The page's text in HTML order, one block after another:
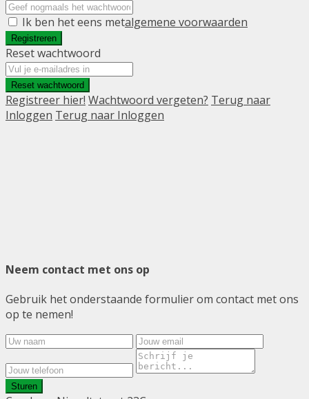
Ik ben het eens metalgemene voorwaarden
Registreren
Reset wachtwoord
Reset wachtwoord
Registreer hier! Wachtwoord vergeten? Terug naar
Inloggen Terug naar Inloggen
Neem contact met ons op
Gebruik het onderstaande formulier om contact met ons
op te nemen!
Sturen